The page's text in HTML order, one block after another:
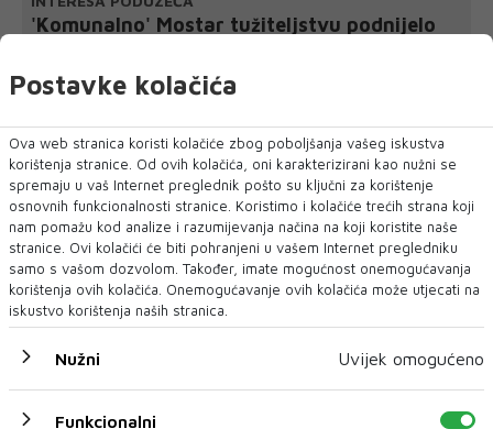
'Komunalno' Mostar tužiteljstvu podnijelo
kaznenih djela kojima je prouz...
Postavke kolačića
Ova web stranica koristi kolačiće zbog poboljšanja vašeg iskustva
korištenja stranice. Od ovih kolačića, oni karakterizirani kao nužni se
spremaju u vaš Internet preglednik pošto su ključni za korištenje
osnovnih funkcionalnosti stranice. Koristimo i kolačiće trećih strana koji
nam pomažu kod analize i razumijevanja načina na koji koristite naše
stranice. Ovi kolačići će biti pohranjeni u vašem Internet pregledniku
samo s vašom dozvolom. Također, imate mogućnost onemogućavanja
korištenja ovih kolačića. Onemogućavanje ovih kolačića može utjecati na
iskustvo korištenja naših stranica.
Nužni Uvijek omogućeno
Funkcionalni